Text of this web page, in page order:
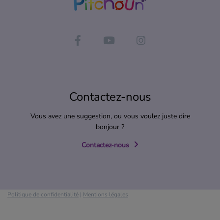
Contactez-nous
Vous avez une suggestion, ou vous voulez juste dire
bonjour ?
Contactez-nous
Politique de confidentialité | Mentions légales